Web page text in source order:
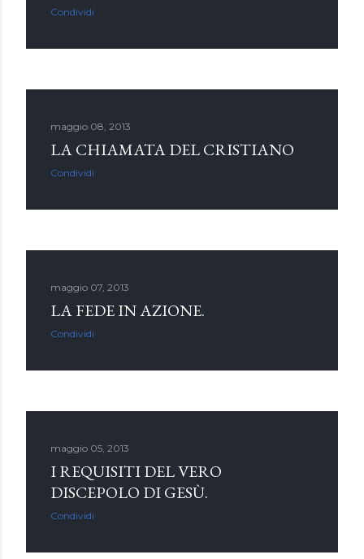
Condividi
maggio 08, 2013
LA CHIAMATA DEL CRISTIANO
Condividi
maggio 07, 2013
LA FEDE IN AZIONE.
Condividi
maggio 05, 2013
I REQUISITI DEL VERO
DISCEPOLO DI GESÙ.
Condividi